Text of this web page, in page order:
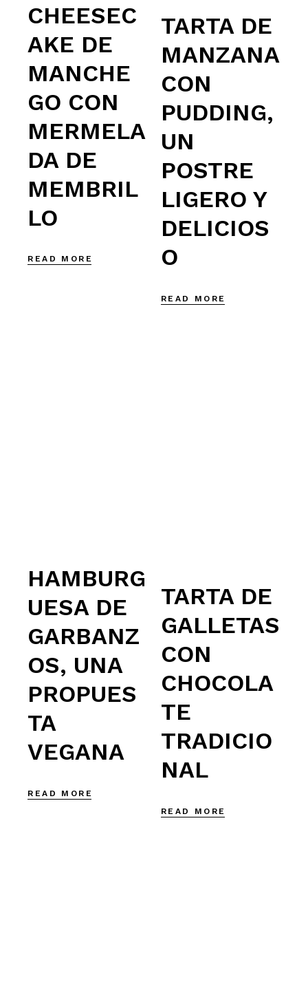
CHEESEC
AKE DE
MANCHE
GO CON
MERMELA
DA DE
MEMBRIL
LO
READ MORE
TARTA DE
MANZANA
CON
PUDDING,
UN
POSTRE
LIGERO Y
DELICIOS
O
READ MORE
HAMBURG
UESA DE
GARBANZ
OS, UNA
PROPUES
TA
VEGANA
READ MORE
TARTA DE
GALLETAS
CON
CHOCOLA
TE
TRADICIO
NAL
READ MORE